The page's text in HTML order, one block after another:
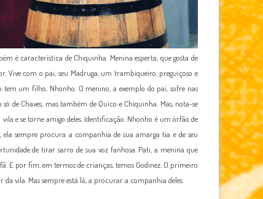
é característica de Chiquinha. Menina esperta, que gosta de
Vive com o pai, seu Madruga, um trambiqueiro, preguiçoso e
tem um filho, Nhonho. O menino, a exemplo do pai, sofre nas
de Chaves, mas também de Quico e Chiquinha. Mas, nota-se
e se torne amigo deles. Identificação. Nhonho é um órfão de
ela sempre procura a companhia de sua amarga tia e de seu
de tirar sarro de sua voz fanhosa. Pati, a menina que
E por fim, em termos de crianças, temos Godinez. O primeiro
da vila. Mas sempre está lá, a procurar a companhia deles.